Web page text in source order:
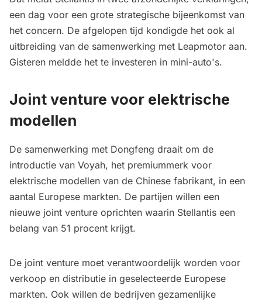
een dag voor een grote strategische bijeenkomst van
het concern. De afgelopen tijd kondigde het ook al
uitbreiding van de samenwerking met Leapmotor aan.
Gisteren meldde het te investeren in mini-auto's.
Joint venture voor elektrische
modellen
De samenwerking met Dongfeng draait om de
introductie van Voyah, het premiummerk voor
elektrische modellen van de Chinese fabrikant, in een
aantal Europese markten. De partijen willen een
nieuwe joint venture oprichten waarin Stellantis een
belang van 51 procent krijgt.
De joint venture moet verantwoordelijk worden voor
verkoop en distributie in geselecteerde Europese
markten. Ook willen de bedrijven gezamenlijke